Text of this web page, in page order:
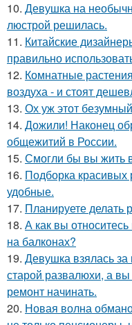
10. Девушка на
люстрой решилась.
11. Китайские
правильно
12. Комнатные
воздуха - и стоят
13. Ох уж этот
14. Дожили! Наконец
общежитий в России.
15. Смогли бы вы жить
16. Подборка
удобные.
17. Планируете делать
18. А как вы
на балконах?
19. Девушка взялась за
старой развалюхи, а
ремонт начинать.
20. Новая волна